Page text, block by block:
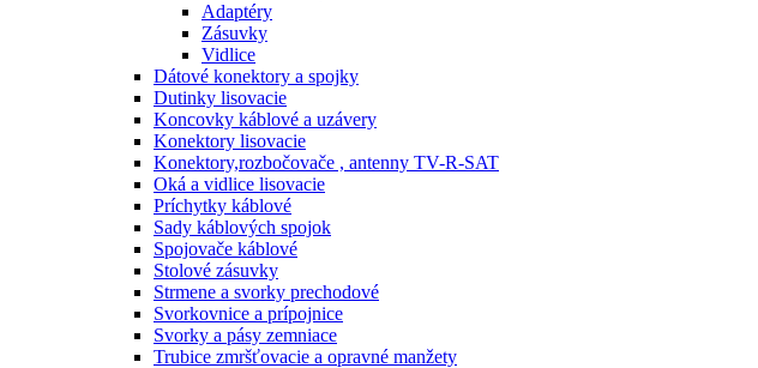
Adaptéry
Zásuvky
Vidlice
Dátové konektory a spojky
Dutinky lisovacie
Koncovky káblové a uzávery
Konektory lisovacie
Konektory,rozbočovače , antenny TV-R-SAT
Oká a vidlice lisovacie
Príchytky káblové
Sady káblových spojok
Spojovače káblové
Stolové zásuvky
Strmene a svorky prechodové
Svorkovnice a prípojnice
Svorky a pásy zemniace
Trubice zmršťovacie a opravné manžety